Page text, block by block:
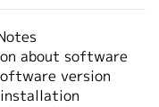
about software
version